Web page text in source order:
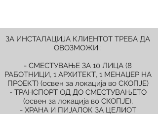
ЗА ИНСТАЛАЦИЈА КЛИЕНТОТ ТРЕБА ДА
ОВОЗМОЖИ :
- СМЕСТУВАЊЕ ЗА 10 ЛИЦА (8
РАБОТНИЦИ, 1 АРХИТЕКТ, 1 МЕНАЏЕР НА
ПРОЕКТ) (освен за локација во СКОПЈЕ)
- ТРАНСПОРТ ОД ДО СМЕСТУВАЊЕТО
(освен за локација во СКОПЈЕ),
- ХРАНА И ПИЈАЛОК ЗА ЦЕЛИОТ